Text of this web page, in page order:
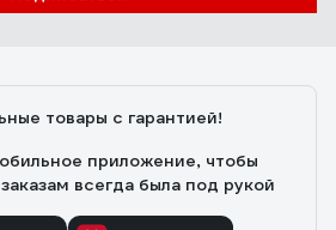
20.11.2024
Пластик не хрупкий. Удобна
товары с гарантией!
приложение, чтобы
всегда была под рукой